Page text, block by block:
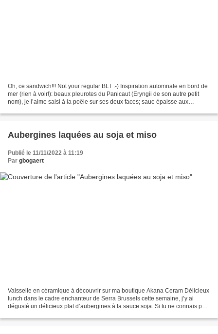
Oh, ce sandwich!!! Not your regular BLT :-) Inspiration automnale en bord de
mer (rien à voir!): beaux pleurotes du Panicaut (Eryngii de son autre petit
nom), je l’aime saisi à la poêle sur ses deux faces; saue épaisse aux
Aubergines laquées au soja et miso
Publié le 11/11/2022 à 11:19
Par gbogaert
Vaisselle en céramique à découvrir sur ma boutique Akana Ceram Délicieux
lunch dans le cadre enchanteur de Serra Brussels cette semaine, j’y ai
dégusté un délicieux plat d’aubergines à la sauce soja. Si tu ne connais pas